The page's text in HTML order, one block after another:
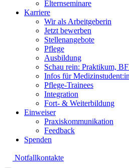
Elternseminare
Karriere
Wir als Arbeitgeberin
Jetzt bewerben
Stellenangebote
Pflege
Ausbildung
Schau rein: Praktikum,
Infos für
Pflege-Trainees
Integration
Fort- & Weiterbildung
Einweiser
Praxiskommunikation
Feedback
Spenden
Notfallkontakte